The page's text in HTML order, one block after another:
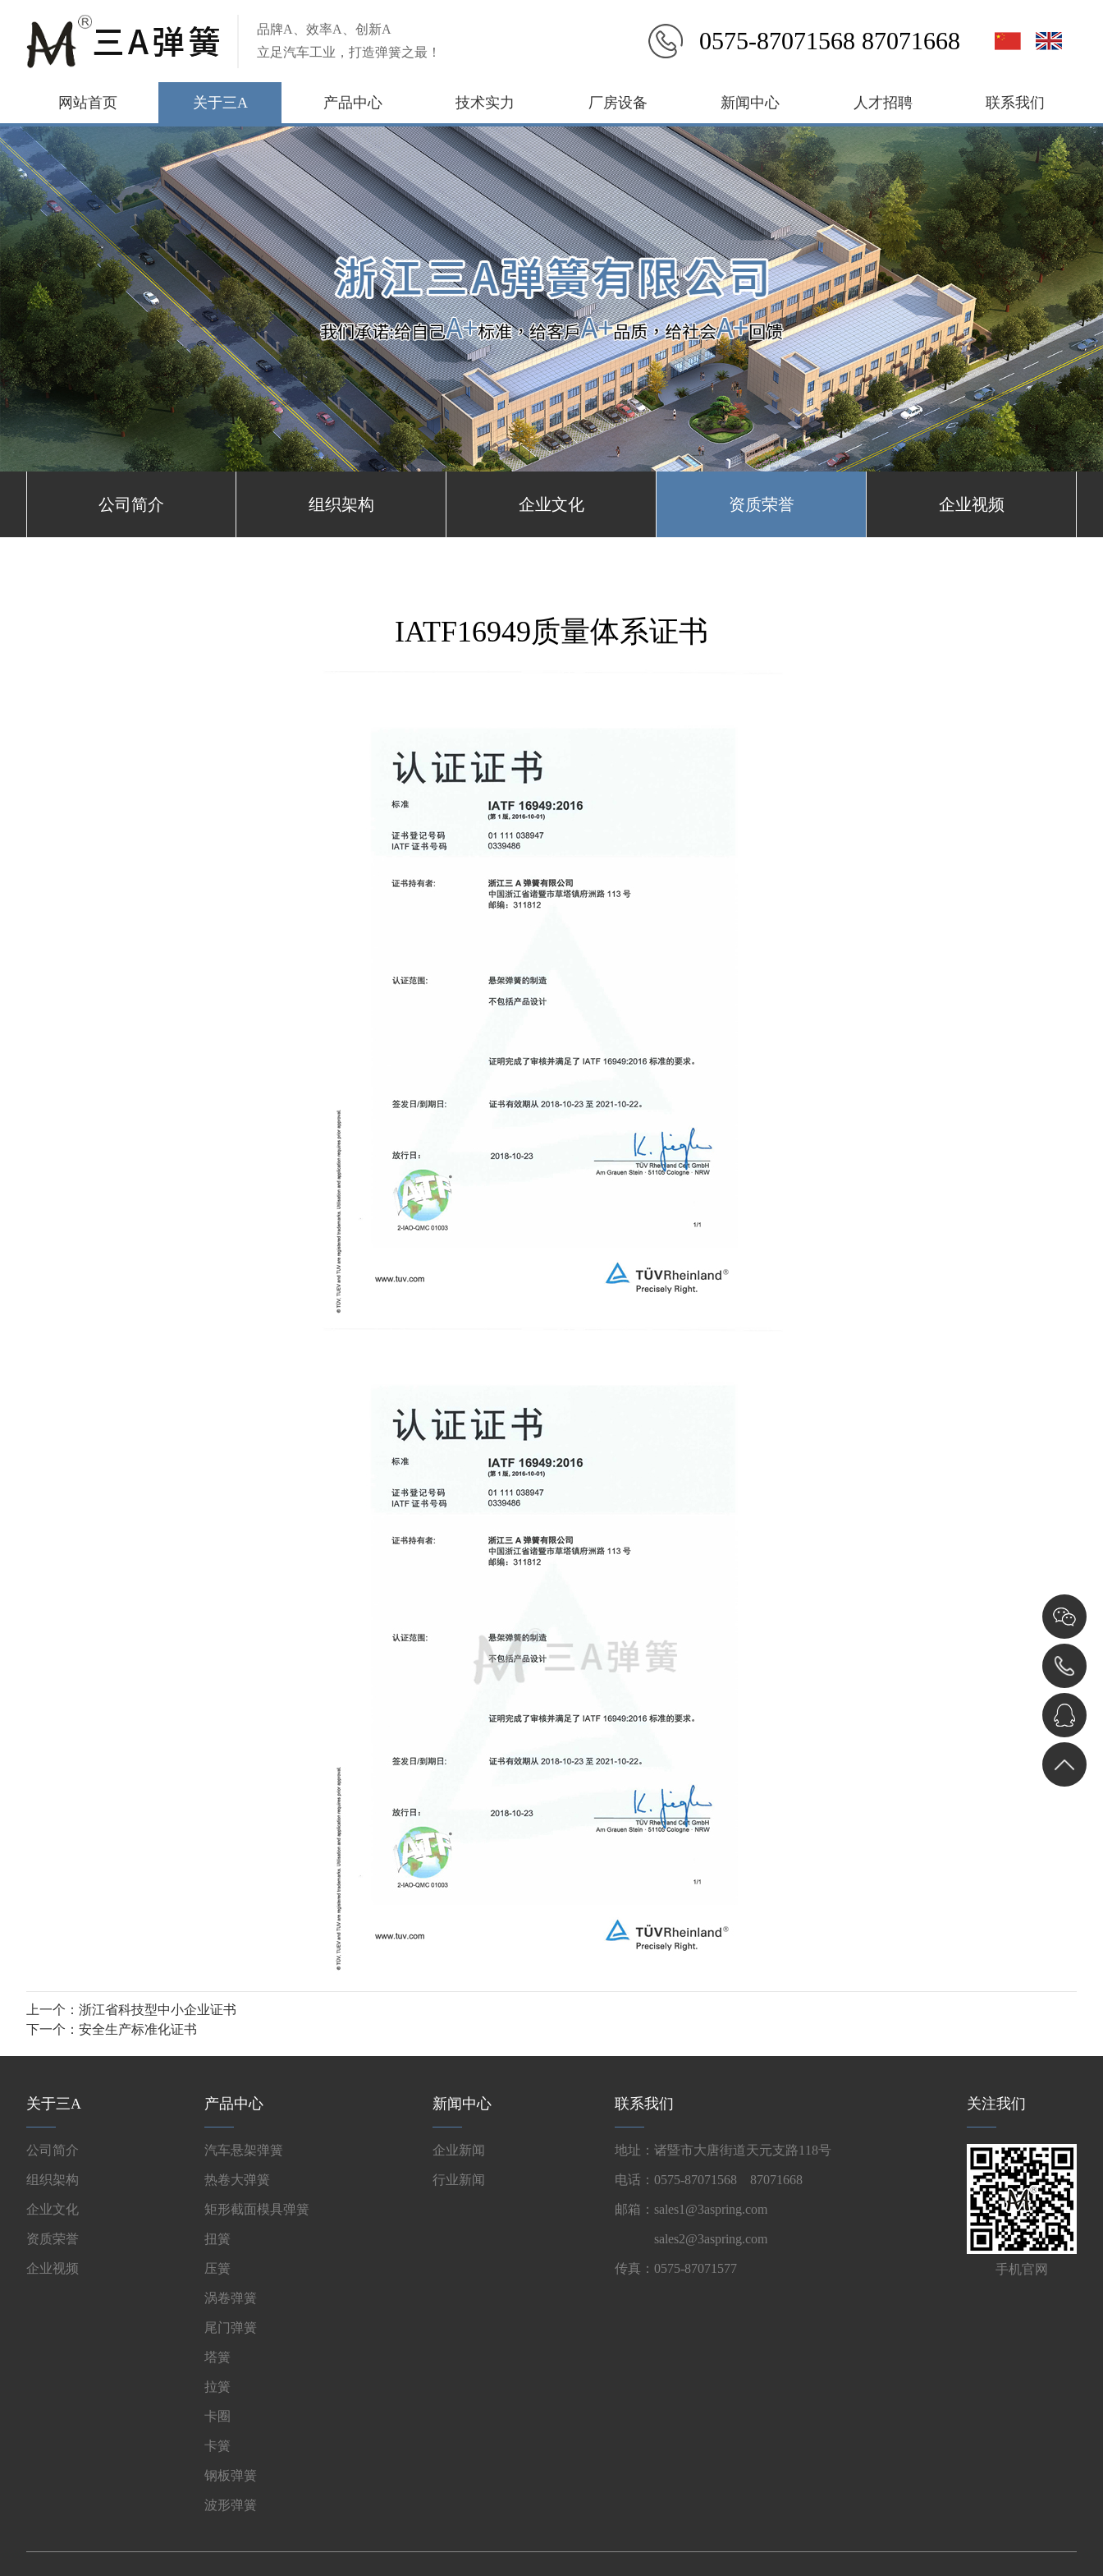
品牌A、效率A、创新A
立足汽车工业，打造弹簧之最！
0575-87071568 87071668
网站首页 关于三A 产品中心 技术实力 厂房设备 新闻中心 人才招聘 联系我们
公司简介 组织架构 企业文化 资质荣誉 企业视频
IATF16949质量体系证书
上一个： 浙江省科技型中小企业证书
下一个： 安全生产标准化证书
关于三A
公司简介
组织架构
企业文化
资质荣誉
企业视频
产品中心
汽车悬架弹簧
热卷大弹簧
矩形截面模具弹簧
扭簧
压簧
涡卷弹簧
尾门弹簧
塔簧
拉簧
卡圈
卡簧
钢板弹簧
波形弹簧
新闻中心
企业新闻
行业新闻
联系我们
地址：诸暨市大唐街道天元支路118号
电话：0575-87071568 87071668
邮箱：sales1@3aspring.com
sales2@3aspring.com
传真：0575-87071577
关注我们
手机官网